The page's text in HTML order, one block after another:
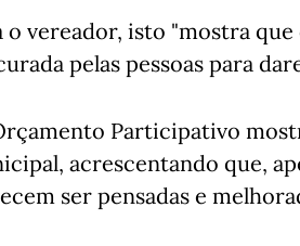
o vereador, isto "mostra
pelas pessoas para
Participativo
acrescentando que,
ser pensadas e